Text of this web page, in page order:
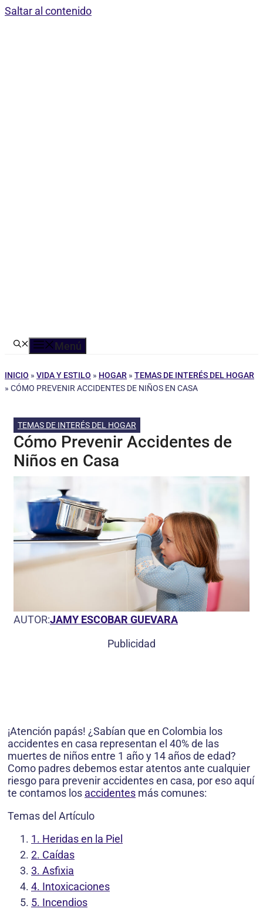
Saltar al contenido
Menú
INICIO » VIDA Y ESTILO » HOGAR » TEMAS DE INTERÉS DEL HOGAR
» CÓMO PREVENIR ACCIDENTES DE NIÑOS EN CASA
TEMAS DE INTERÉS DEL HOGAR
Cómo Prevenir Accidentes de
Niños en Casa
AUTOR:JAMY ESCOBAR GUEVARA
Publicidad
¡Atención papás! ¿Sabían que en Colombia los
accidentes en casa representan el 40% de las
muertes de niños entre 1 año y 14 años de edad?
Como padres debemos estar atentos ante cualquier
riesgo para prevenir accidentes en casa, por eso aquí
te contamos los accidentes más comunes:
Temas del Artículo
1. Heridas en la Piel
2. Caídas
3. Asfixia
4. Intoxicaciones
5. Incendios